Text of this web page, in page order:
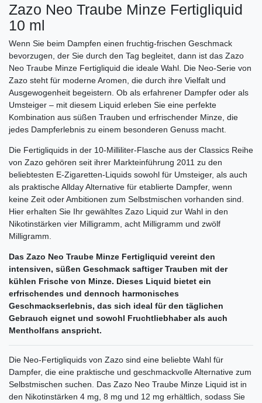
Zazo Neo Traube Minze Fertigliquid
10 ml
Wenn Sie beim Dampfen einen fruchtig-frischen Geschmack
bevorzugen, der Sie durch den Tag begleitet, dann ist das Zazo
Neo Traube Minze Fertigliquid die ideale Wahl. Die Neo-Serie von
Zazo steht für moderne Aromen, die durch ihre Vielfalt und
Ausgewogenheit begeistern. Ob als erfahrener Dampfer oder als
Umsteiger – mit diesem Liquid erleben Sie eine perfekte
Kombination aus süßen Trauben und erfrischender Minze, die
jedes Dampferlebnis zu einem besonderen Genuss macht.
Die Fertigliquids in der 10-Milliliter-Flasche aus der Classics Reihe
von Zazo gehören seit ihrer Markteinführung 2011 zu den
beliebtesten E-Zigaretten-Liquids sowohl für Umsteiger, als auch
als praktische Allday Alternative für etablierte Dampfer, wenn
keine Zeit oder Ambitionen zum Selbstmischen vorhanden sind.
Hier erhalten Sie Ihr gewähltes Zazo Liquid zur Wahl in den
Nikotinstärken vier Milligramm, acht Milligramm und zwölf
Milligramm.
Das Zazo Neo Traube Minze Fertigliquid vereint den
intensiven, süßen Geschmack saftiger Trauben mit der
kühlen Frische von Minze. Dieses Liquid bietet ein
erfrischendes und dennoch harmonisches
Geschmackserlebnis, das sich ideal für den täglichen
Gebrauch eignet und sowohl Fruchtliebhaber als auch
Mentholfans anspricht.
Die Neo-Fertigliquids von Zazo sind eine beliebte Wahl für
Dampfer, die eine praktische und geschmackvolle Alternative zum
Selbstmischen suchen. Das Zazo Neo Traube Minze Liquid ist in
den Nikotinstärken 4 mg, 8 mg und 12 mg erhältlich, sodass Sie